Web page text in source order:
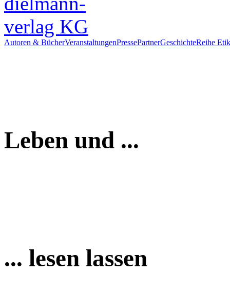
Autoren & BücherVeranstaltungenPressePartnerGeschichteReihe
Leben und ...
... lesen lassen